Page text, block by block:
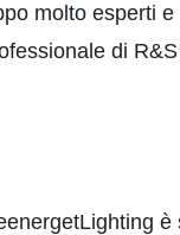
molto esperti
di